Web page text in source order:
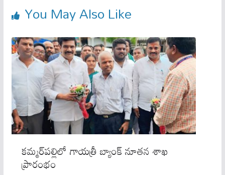
You May Also Like
కమ్మర్‌పల్లిలో గాయత్రీ బ్యాంక్ నూతన శాఖ
ప్రారంభం